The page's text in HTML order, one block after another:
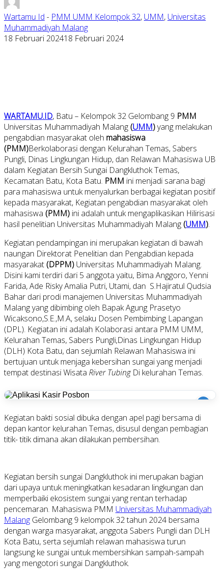
Wartamu Id - PMM UMM Kelompok 32, UMM, Universitas
Muhammadiyah Malang
18 Februari 202418 Februari 2024
WARTAMU.ID, Batu – Kelompok 32 Gelombang 9 PMM
Universitas Muhammadiyah Malang (UMM)yang melakukan
pengabdian masyarakat oleh mahasiswa
(PMM)Berkolaborasi dengan Kelurahan Temas, Sabers
Pungli, Dinas Lingkungan Hidup, dan Relawan Mahasiswa UB
dalam Kegiatan Bersih Sungai Dangkluthok Temas,
Kecamatan Batu, Kota Batu. PMM ini menjadi sarana bagi
para mahasiswa untuk menyalurkan berbagai kegiatan positif
kepada masyarakat, Kegiatan pengabdian masyarakat oleh
mahasiswa (PMM) ini adalah untuk mengaplikasikan Hilirisasi
hasil penelitian Universitas Muhammadiyah Malang (UMM).
Kegiatan pendampingan ini merupakan kegiatan di bawah
naungan Direktorat Penelitian dan Pengabdian kepada
masyarakat (DPPM) Universitas Muhammadiyah Malang.
Disini kami terdiri dari 5 anggota yaitu, Bima Anggoro, Yenni
Farida, Ade Risky Amalia Putri, Utami, dan S.Hajiratul Qudsia
Bahar dari prodi manajemen Universitas Muhammadiyah
Malang yang dibimbing oleh Bapak Agung Prasetyo
Wicaksono,S.E.,M.A, selaku Dosen Pembimbing Lapangan
(DPL). Kegiatan ini adalah Kolaborasi antara PMM UMM,
Kelurahan Temas, Sabers Pungli,Dinas Lingkungan Hidup
(DLH) Kota Batu, dan sejumlah Relawan Mahasiswa ini
bertujuan untuk menjaga kebersihan sungai yang menjadi
tempat destinasi Wisata River Tubing Di kelurahan Temas.
i
Kegiatan bakti sosial dibuka dengan apel pagi bersama di
depan kantor kelurahan Temas, disusul dengan pembagian
titik- titik dimana akan dilakukan pembersihan.
Kegiatan bersih sungai Dangkluthok ini merupakan bagian
dari upaya untuk meningkatkan kesadaran lingkungan dan
memperbaiki ekosistem sungai yang rentan terhadap
pencemaran. Mahasiswa PMM Universitas Muhammadiyah
Malang Gelombang 9 kelompok 32 tahun 2024 bersama
dengan warga masyarakat, anggota Sabers Pungli dan DLH
Kota Batu, serta sejumlah relawan mahasiswa turun
langsung ke sungai untuk membersihkan sampah-sampah
yang mengotori sungai Dangkluthok.